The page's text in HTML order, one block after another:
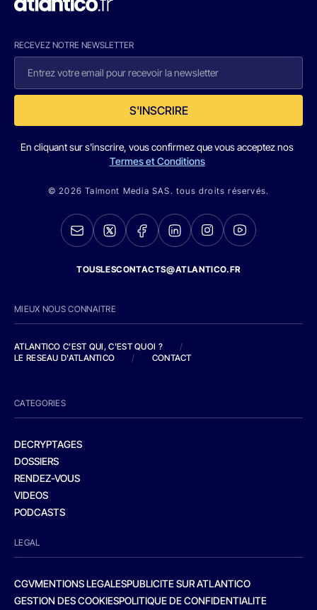
RECEVEZ NOTRE NEWSLETTER
S'INSCRIRE
En cliquant sur s'inscrire, vous confirmez que vous acceptez nos
Termes et Conditions
© 2026 Talmont Media SAS. tous droits réservés.
TOUSLESCONTACTS@ATLANTICO.FR
MIEUX NOUS CONNAITRE
ATLANTICO C'EST QUI, C'EST QUOI ?
/
LE RESEAU D'ATLANTICO
/ CONTACT
CATEGORIES
DECRYPTAGES
DOSSIERS
RENDEZ-VOUS
VIDEOS
PODCASTS
LEGAL
CGVMENTIONS LEGALESPUBLICITE SUR ATLANTICO
GESTION DES COOKIESPOLITIQUE DE CONFIDENTIALITE